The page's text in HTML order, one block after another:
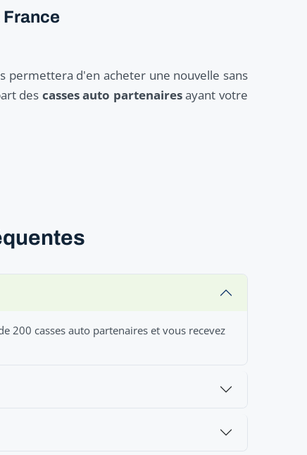
permettera d'en acheter une nouvelle sans
des casses auto partenairesayant votre
200 casses auto partenaires et vous recevez